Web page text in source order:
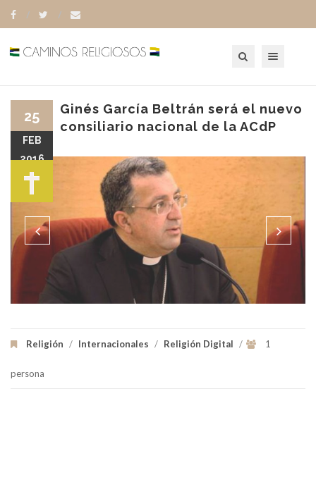
Ginés García Beltrán será el nuevo
consiliario nacional de la ACdP
Religión / Internacionales / Religión Digital / 1
persona
25
FEB
2016